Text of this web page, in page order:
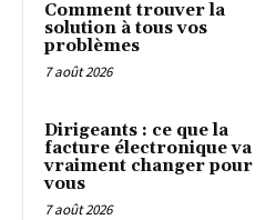
Comment trouver la
solution à tous vos
problèmes
7 août 2026
Dirigeants : ce que la
facture électronique va
vraiment changer pour
vous
7 août 2026